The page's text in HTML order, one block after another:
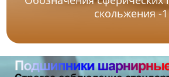
скольжения -1